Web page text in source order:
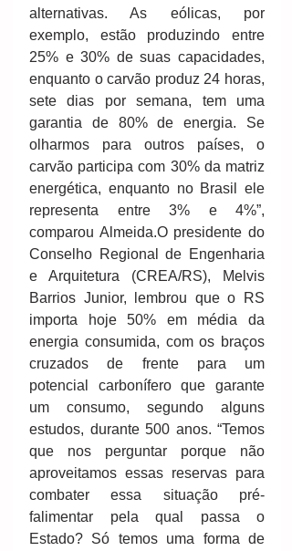
alternativas. As eólicas, por
exemplo, estão produzindo entre
25% e 30% de suas capacidades,
enquanto o carvão produz 24 horas,
sete dias por semana, tem uma
garantia de 80% de energia. Se
olharmos para outros países, o
carvão participa com 30% da matriz
energética, enquanto no Brasil ele
representa entre 3% e 4%”,
comparou Almeida.O presidente do
Conselho Regional de Engenharia
e Arquitetura (CREA/RS), Melvis
Barrios Junior, lembrou que o RS
importa hoje 50% em média da
energia consumida, com os braços
cruzados de frente para um
potencial carbonífero que garante
um consumo, segundo alguns
estudos, durante 500 anos. “Temos
que nos perguntar porque não
aproveitamos essas reservas para
combater essa situação pré-
falimentar pela qual passa o
Estado? Só temos uma forma de